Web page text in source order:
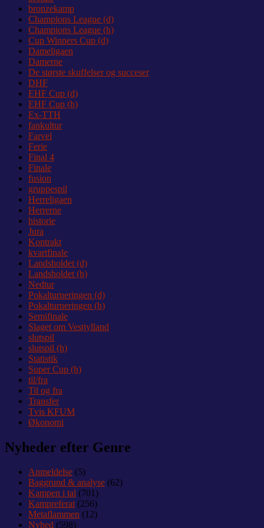
bronzekamp
Champions League (d)
Champions League (h)
Cup Winners Cup (d)
Dameligaen
Damerne
De største skuffelser og succeser
DHF
EHF Cup (d)
EHF Cup (h)
Ex-TTH
fankultur
Farvel
Ferie
Final 4
Finale
fusion
gruppespil
Herreligaen
Herrerne
historie
Jura
Kontrakt
kvartfinale
Landsholdet (d)
Landsholdet (h)
Nedtur
Pokalturneringen (d)
Pokalturneringen (h)
Semifinale
Slaget om Vestjylland
slutspil
slutspil (h)
Statistik
Super Cup (h)
til/fra
Til og fra
Transfer
Tvis KFUM
Økonomi
Nyheder efter Genre
Anmeldelse (5)
Baggrund & analyse (62)
Kampen i tal (701)
Kampreferat(256)
Metaflammen (12)
Nyhed (598)